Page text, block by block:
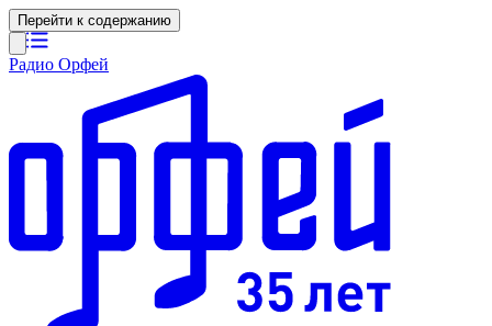
Перейти к содержанию
Радио Орфей